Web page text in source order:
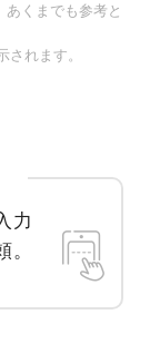
くまでも参考と
れます。
力